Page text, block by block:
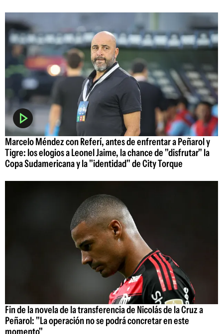
Marcelo Méndez con Referí, antes de enfrentar a Peñarol y
Tigre: los elogios a Leonel Jaime, la chance de "disfrutar" la
Copa Sudamericana y la "identidad" de City Torque
Fin de la novela de la transferencia de Nicolás de la Cruz a
Peñarol: "La operación no se podrá concretar en este